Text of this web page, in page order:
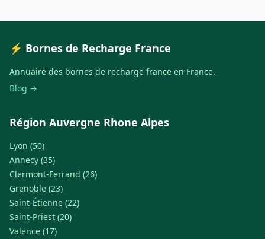
⚡ Bornes de Recharge France
Annuaire des bornes de recharge france en France.
Blog →
Région Auvergne Rhone Alpes
Lyon (50)
Annecy (35)
Clermont-Ferrand (26)
Grenoble (23)
Saint-Étienne (22)
Saint-Priest (20)
Valence (17)